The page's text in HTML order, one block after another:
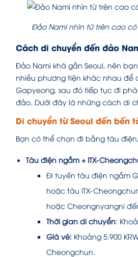
Đảo Nami nhìn từ trên cao
Cách di chuyển đến đảo
Đảo Nami khá gần Seoul, nên
nhiều phương tiện khác nhau để
Gapyeong, sau đó tiếp tục đi
đảo. Dưới đây là những cách di
Di chuyển từ Seoul đến bến
Bạn có thể chọn đi bằng tàu
Tàu điện ngầm + ITX-
Đi tuyến tàu điện ngầm
hoặc tàu ITX-
hoặc Cheongnyangni
Thời gian di chuyển:
Giá vé: Khoảng 5.900
Cheongchun.